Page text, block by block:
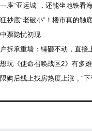
座“亚运城”，还能坐地铁看
抄底“老破小”！楼市真的触
票隐忧初现
承重墙：锤砸不动，直接上拆楼机
玩《使命召唤战区2》有多难？免
购后线上找房热度上涨，“下半